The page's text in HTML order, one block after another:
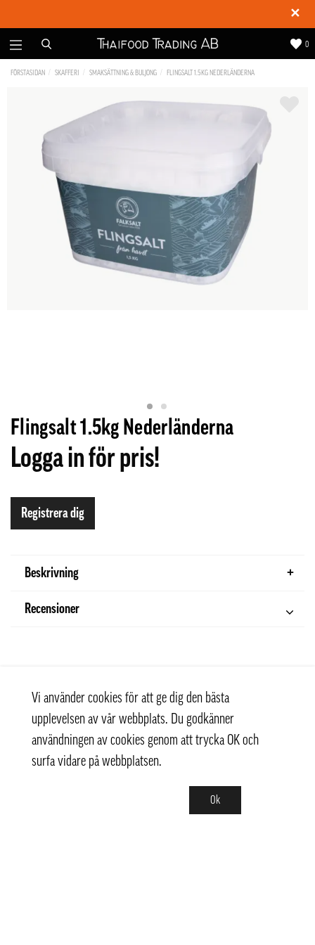
✕
0
FÖRSTASIDAN SKAFFERI SMAKSÄTTNING & BULJONG FLINGSALT 1.5KG NEDERLÄNDERNA
Flingsalt 1.5kg Nederländerna
Logga in för pris!
Registrera dig
Beskrivning
Recensioner
Vi använder cookies för att ge dig den bästa
upplevelsen av vår webbplats. Du godkänner
användningen av cookies genom att trycka OK och
surfa vidare på webbplatsen.
Ok